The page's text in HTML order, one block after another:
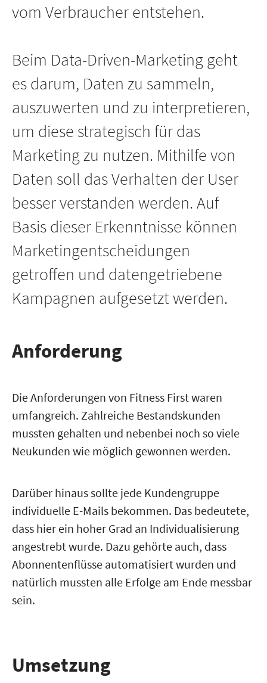
vom Verbraucher entstehen.
Beim Data-Driven-Marketing geht
es darum, Daten zu sammeln,
auszuwerten und zu interpretieren,
um diese strategisch für das
Marketing zu nutzen. Mithilfe von
Daten soll das Verhalten der User
besser verstanden werden. Auf
Basis dieser Erkenntnisse können
Marketingentscheidungen
getroffen und datengetriebene
Kampagnen aufgesetzt werden.
Anforderung
Die Anforderungen von Fitness First waren
umfangreich. Zahlreiche Bestandskunden
mussten gehalten und nebenbei noch so viele
Neukunden wie möglich gewonnen werden.
Darüber hinaus sollte jede Kundengruppe
individuelle E-Mails bekommen. Das bedeutete,
dass hier ein hoher Grad an Individualisierung
angestrebt wurde. Dazu gehörte auch, dass
Abonnentenflüsse automatisiert wurden und
natürlich mussten alle Erfolge am Ende messbar
sein.
Umsetzung